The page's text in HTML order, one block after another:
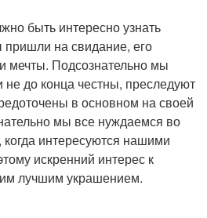
быть интересно узнать
пришли на свидание, его
мечты. Подсознательно мы
не до конца честны, преследуют
в основном на своей
мы все нуждаемся во
интересуются нашими
искренний интерес к
лучшим украшением.